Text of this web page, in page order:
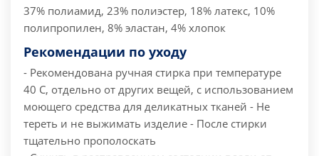
37% полиамид, 23% полиэстер, 18% латекс, 10%
полипропилен, 8% эластан, 4% хлопок
Рекомендации по уходу
- Рекомендована ручная стирка при температуре
40 С, отдельно от других вещей, с использованием
моющего средства для деликатных тканей - Не
тереть и не выжимать изделие - После стирки
тщательно прополоскать